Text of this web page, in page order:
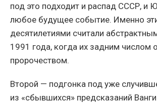
под это подходит и распад СССР, и
любое будущее событие. Именно
десятилетиями считали
1991 года, когда их задним числом
пророчеством.
Второй — подгонка под уже
из «сбывшихся» предсказаний